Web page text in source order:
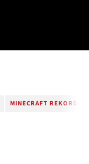
MINECRAFT REKORD